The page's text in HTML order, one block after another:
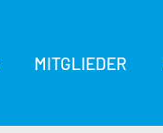
MITGLIEDER